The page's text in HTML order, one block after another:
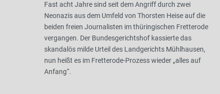
Fast acht Jahre sind seit dem Angriff durch zwei
Neonazis aus dem Umfeld von Thorsten Heise auf die
beiden freien Journalisten im thüringischen Fretterode
vergangen. Der Bundesgerichtshof kassierte das
skandalös milde Urteil des Landgerichts Mühlhausen,
nun heißt es im Fretterode-Prozess wieder „alles auf
Anfang“.